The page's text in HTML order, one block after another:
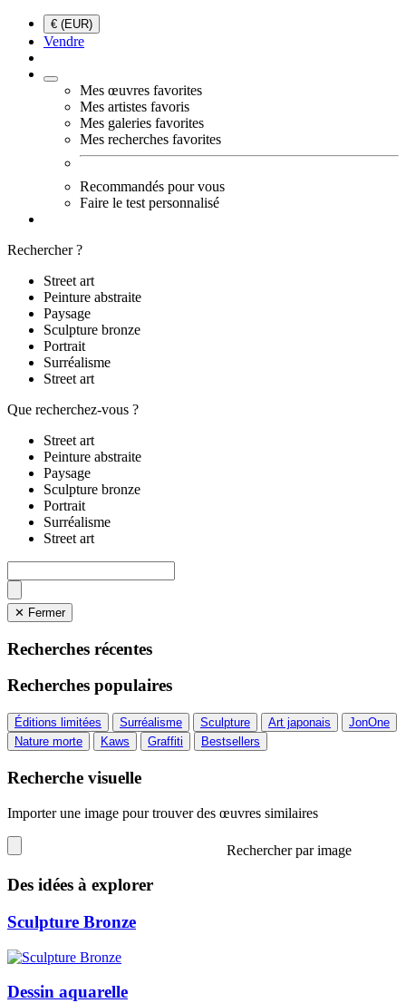
€ (EUR)
Vendre
Mes œuvres favorites
Mes artistes favoris
Mes galeries favorites
Mes recherches favorites
Recommandés pour vous
Faire le test personnalisé
Rechercher ?
Street art
Peinture abstraite
Paysage
Sculpture bronze
Portrait
Surréalisme
Street art
Que recherchez-vous ?
Street art
Peinture abstraite
Paysage
Sculpture bronze
Portrait
Surréalisme
Street art
✕ Fermer
Recherches récentes
Recherches populaires
Éditions limitées Surréalisme Sculpture Art japonais
JonOne
Nature morte
Kaws Graffiti Bestsellers
Recherche visuelle
Importer une image pour trouver des œuvres similaires
Rechercher par image
Des idées à explorer
Sculpture Bronze
Dessin aquarelle